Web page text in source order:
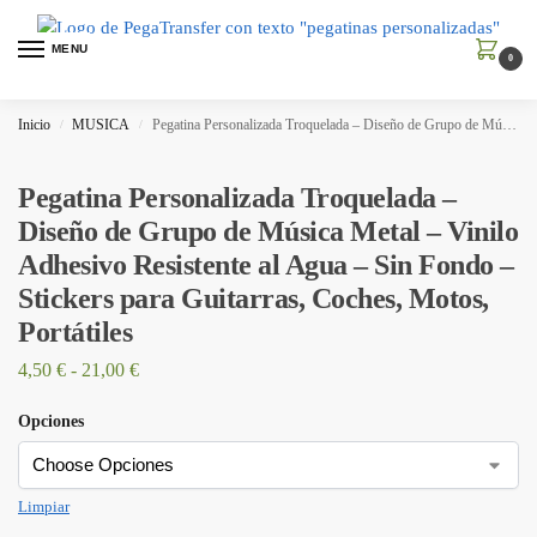
MENU
0
Inicio / MUSICA / Pegatina Personalizada Troquelada – Diseño de Grupo de Música Metal – Vinilo Adhesivo Resistente al Agua – Sin Fondo – Stickers para Guitarras, Coches, Motos, Portátiles
Pegatina Personalizada Troquelada –
Diseño de Grupo de Música Metal – Vinilo
Adhesivo Resistente al Agua – Sin Fondo –
Stickers para Guitarras, Coches, Motos,
Portátiles
4,50 € - 21,00 €
Opciones
Limpiar